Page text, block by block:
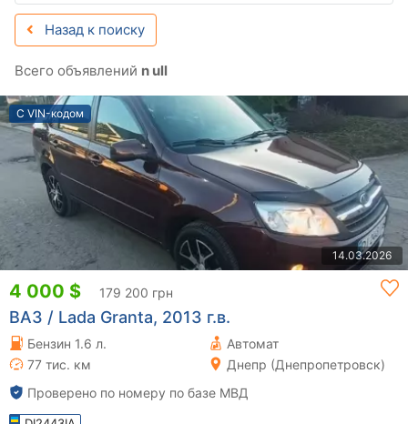
Назад к поиску
Всего объявлений n ull
С VIN-кодом
14.03.2026
4 000 $ 179 200 грн
ВАЗ / Lada Granta, 2013 г.в.
Бензин 1.6 л.
Автомат
77 тис. км
Днепр (Днепропетровск)
Проверено по номеру по базе МВД